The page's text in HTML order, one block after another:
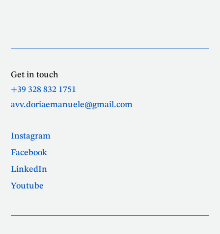
Get in touch
+39 328 832 1751
avv.doriaemanuele@gmail.com
Instagram
Facebook
LinkedIn
Youtube